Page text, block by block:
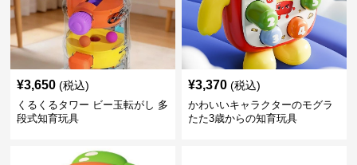
¥3,650 (税込)
くるくるタワー ビー玉転がし 多
段式知育玩具
¥3,370 (税込)
かわいいキャラクターのモグラ
たた3歳からの知育玩具